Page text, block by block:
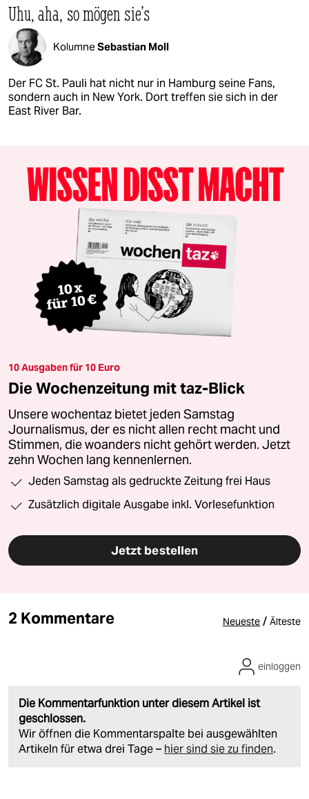
Uhu, aha, so mögen sie's
KolumneSebastian Moll
Der FC St. Pauli hat nicht nur in Hamburg seine Fans,
sondern auch in New York. Dort treffen sie sich in der
East River Bar.
10 Ausgaben für 10 Euro
Die Wochenzeitung mit taz-Blick
Unsere wochentaz bietet jeden Samstag
Journalismus, der es nicht allen recht macht und
Stimmen, die woanders nicht gehört werden. Jetzt
zehn Wochen lang kennenlernen.
Jeden Samstag als gedruckte Zeitung frei Haus
Zusätzlich digitale Ausgabe inkl. Vorlesefunktion
Jetzt bestellen
2 Kommentare Neueste / Älteste
Die Kommentarfunktion unter diesem Artikel ist
geschlossen.
Wir öffnen die Kommentarspalte bei ausgewählten
Artikeln für etwa drei Tage – hier sind sie zu finden.
einloggen